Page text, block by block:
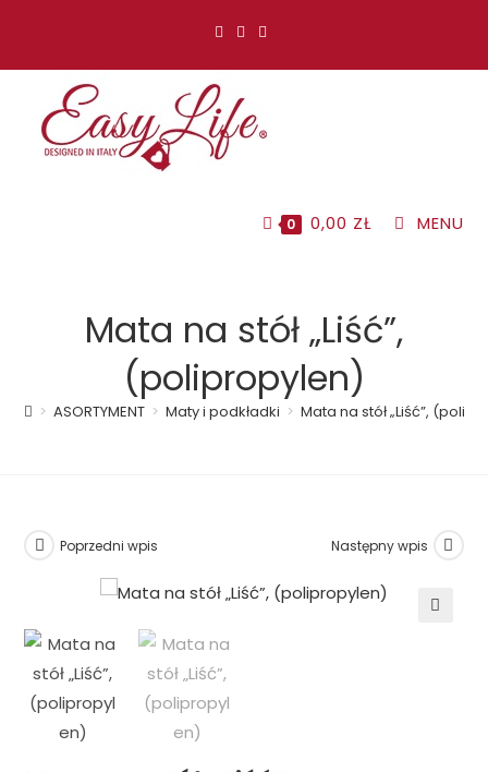
0 0,00 ZŁ MENU
Mata na stół „Liść”,
(polipropylen)
> ASORTYMENT > Maty i podkładki > Mata na stół „Liść”,
Poprzedni wpis Następny wpis